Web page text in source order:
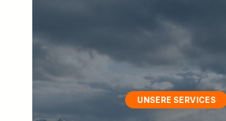
UNSERE SERVICES